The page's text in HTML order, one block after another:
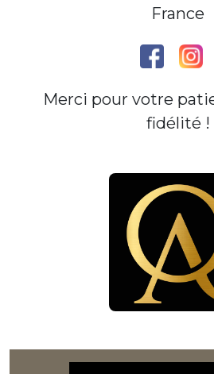
France
Merci pour votre
fidélité !